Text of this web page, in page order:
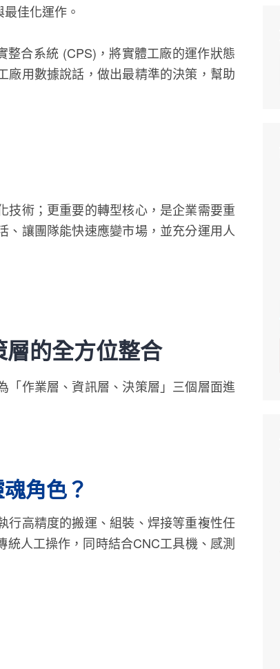
佳化運作。
合系統 (CPS)，將實體工廠的運作狀態
廠用數據說話，做出最精準的決策，幫助
技術；更重要的轉型核心，是企業需要重
讓團隊能快速應變市場，並充分運用人
的全方位整合
「作業層、資訊層、決策層」三個層面進
角色？
行高精度的搬運、組裝、焊接等重複性任
人工操作，同時結合CNC工具機、感測